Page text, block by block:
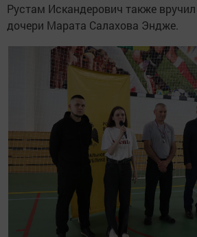
Рустам Искандерович также
дочери Марата Салахова Эндже.